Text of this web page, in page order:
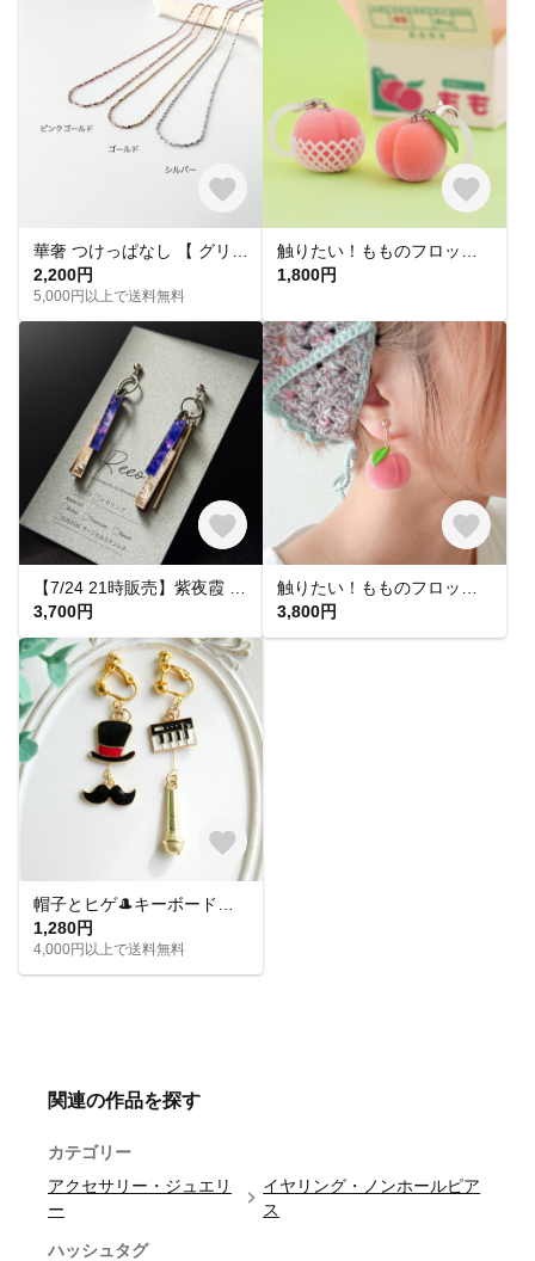
2,200円
5,000円以上で送料無料
1,800円
3,700円
3,800円
1,280円
4,000円以上で送料無料
関連の作品を探す
カテゴリー
アクセサリー・ジュエリ
ー
イヤリング・ノンホールピア
ス
ハッシュタグ